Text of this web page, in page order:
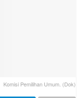
Komisi Pemilihan Umum. (Dok)